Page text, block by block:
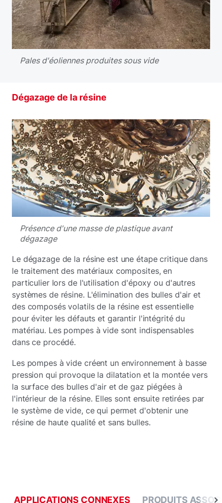
Pales d'éoliennes produites sous vide
Dégazage de la résine
Présence d'une masse de plastique avant
dégazage
Le dégazage de la résine est une étape critique dans
le traitement des matériaux composites, en
particulier lors de l'utilisation d'époxy ou d'autres
systèmes de résine. L'élimination des bulles d'air et
des composés volatils de la résine est essentielle
pour éviter les défauts et garantir l'intégrité du
matériau. Les pompes à vide sont indispensables
dans ce procédé.
Les pompes à vide créent un environnement à basse
pression qui provoque la dilatation et la montée vers
la surface des bulles d'air et de gaz piégées à
l'intérieur de la résine. Elles sont ensuite retirées par
le système de vide, ce qui permet d'obtenir une
résine de haute qualité et sans bulles.
APPLICATIONS CONNEXES PRODUITS